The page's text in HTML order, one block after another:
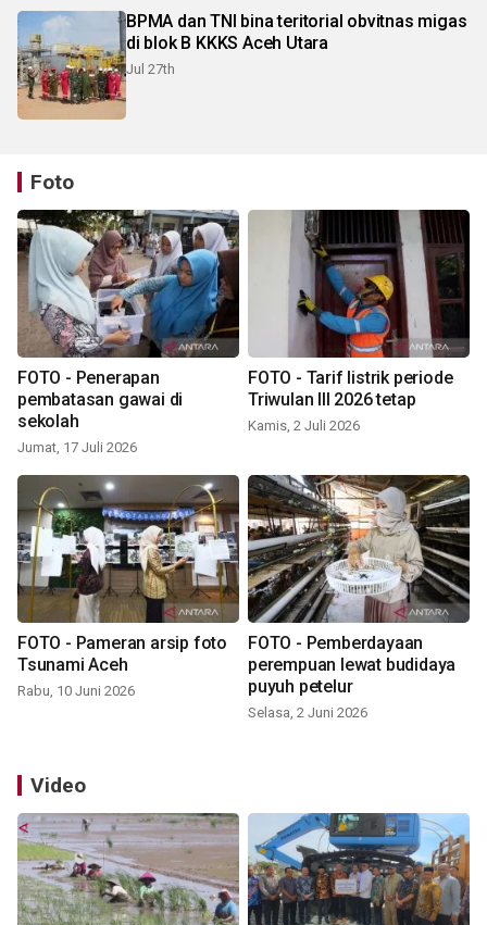
BPMA dan TNI bina teritorial obvitnas migas
di blok B KKKS Aceh Utara
Jul 27th
Foto
FOTO - Penerapan
pembatasan gawai di
sekolah
Jumat, 17 Juli 2026
FOTO - Tarif listrik periode
Triwulan III 2026 tetap
Kamis, 2 Juli 2026
FOTO - Pameran arsip foto
Tsunami Aceh
Rabu, 10 Juni 2026
FOTO - Pemberdayaan
perempuan lewat budidaya
puyuh petelur
Selasa, 2 Juni 2026
Video